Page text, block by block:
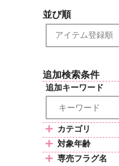
並び順
追加検索条件
追加キーワード
カテゴリ
対象年齢
専売フラグ名